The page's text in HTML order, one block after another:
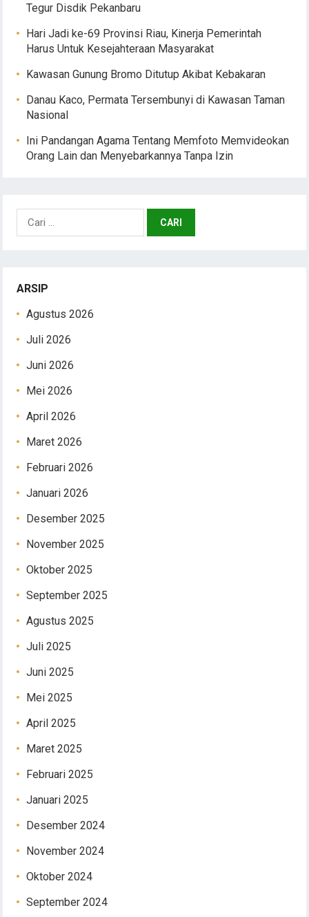
Tegur Disdik Pekanbaru
Hari Jadi ke-69 Provinsi Riau, Kinerja Pemerintah
Harus Untuk Kesejahteraan Masyarakat
Kawasan Gunung Bromo Ditutup Akibat Kebakaran
Danau Kaco, Permata Tersembunyi di Kawasan Taman
Nasional
Ini Pandangan Agama Tentang Memfoto Memvideokan
Orang Lain dan Menyebarkannya Tanpa Izin
untuk:
ARSIP
Agustus 2026
Juli 2026
Juni 2026
Mei 2026
April 2026
Maret 2026
Februari 2026
Januari 2026
Desember 2025
November 2025
Oktober 2025
September 2025
Agustus 2025
Juli 2025
Juni 2025
Mei 2025
April 2025
Maret 2025
Februari 2025
Januari 2025
Desember 2024
November 2024
Oktober 2024
September 2024